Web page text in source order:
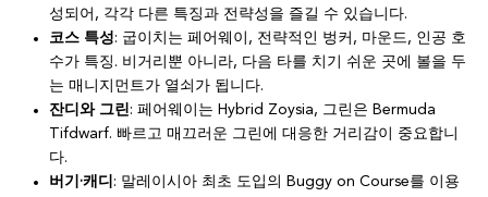
성되어, 각각 다른 특징과 전략성을 즐길 수 있습니다.
코스 특성: 굽이치는 페어웨이, 전략적인 벙커, 마운드, 인공 호
수가 특징. 비거리뿐 아니라, 다음 타를 치기 쉬운 곳에 볼을 두
는 매니지먼트가 열쇠가 됩니다.
잔디와 그린: 페어웨이는 Hybrid Zoysia, 그린은 Bermuda
Tifdwarf. 빠르고 매끄러운 그린에 대응한 거리감이 중요합니
다.
버기·캐디 : 말레이시아 최초 도입의 Buggy on Course를 이용